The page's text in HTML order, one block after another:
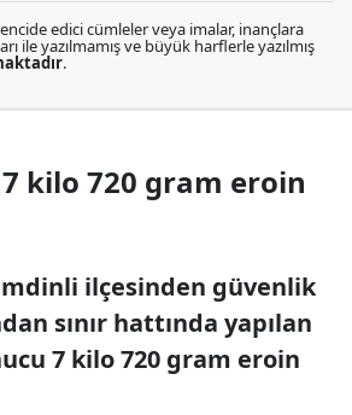
edici cümleler veya imalar, inançlara
ile yazılmamış ve büyük harflerle yazılmış
.
kilo 720 gram eroin
ilçesinden güvenlik
sınır hattında yapılan
7 kilo 720 gram eroin